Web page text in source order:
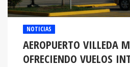
NOTICIAS
AEROPUERTO VILLEDA
OFRECIENDO VUELOS